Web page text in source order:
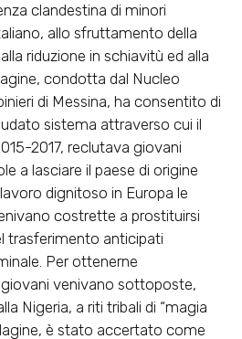
clandestina di minori
allo sfruttamento della
riduzione in schiavitù ed alla
condotta dal Nucleo
di Messina, ha consentito di
sistema attraverso cui il
2017, reclutava giovani
a lasciare il paese di origine
dignitoso in Europa le
costrette a prostituirsi
trasferimento anticipati
Per ottenerne
venivano sottoposte,
Nigeria, a riti tribali di “magia
è stato accertato come